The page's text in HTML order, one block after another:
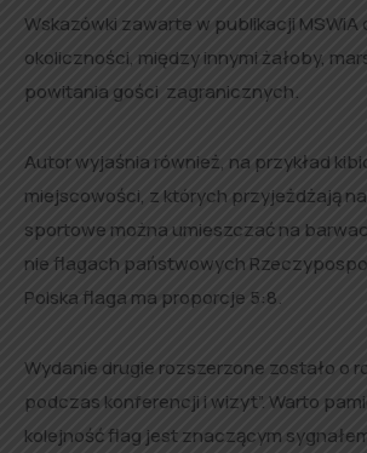
Wskazówki zawarte w publikacji
okoliczności, między innymi żałoby,
powitania gości zagranicznych.
Autor wyjaśnia również, na przykład
miejscowości, z których przyjeżdżają
sportowe można umieszczać na
nie flagach państwowych
Polska flaga ma proporcje 5:8.
Wydanie drugie rozszerzone zostało o
podczas konferencji i wizyt”. Warto
kolejność flag jest znaczącym